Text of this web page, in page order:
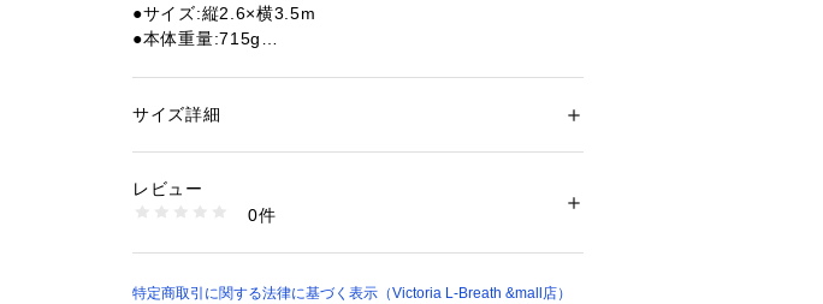
●サイズ:縦2.6×横3.5m
●本体重量:715g
【商品の購入にあたっての注意事項】
※ブラウザやお使いのモニター環境により、掲載画像と
実際の商品の色味が若干異なる場合があります。
了承ください。プラテック PLATEC キャンピング小物
性別：レディース
1540300082235
サイズ詳細
レビュー
0件
特定商取引に関する法律に基づく表示（Victoria L-Breath &mall店）